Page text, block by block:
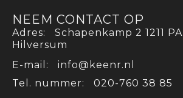
NEEM CONTACT OP
Adres: Schapenkamp 2 1211 PA
Hilversum
E-mail: info@keenr.nl
Tel. nummer: 020-760 38 85